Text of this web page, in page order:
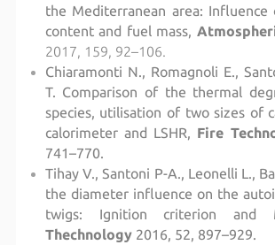
the Mediterranean area:
content and fuel mass,
2017, 159, 92–106.
Chiaramonti N., Romagnoli E.,
T. Comparison of the thermal
species, utilisation of two sizes of
calorimeter and LSHR, Fire
741–770.
Tihay V., Santoni P-A., Leonelli L.,
the diameter influence on the
twigs: Ignition criterion and
Thechnology2016, 52, 897–929.